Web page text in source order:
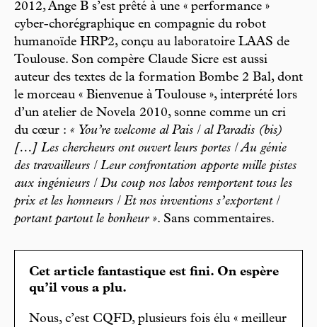
2012, Ange B s’est prêté à une « performance »
cyber-chorégraphique en compagnie du robot
humanoïde HRP2, conçu au laboratoire LAAS de
Toulouse. Son compère Claude Sicre est aussi
auteur des textes de la formation Bombe 2 Bal, dont
le morceau « Bienvenue à Toulouse », interprété lors
d’un atelier de Novela 2010, sonne comme un cri
du cœur : « You’re welcome al Pais / al Paradis (bis)
[…] Les chercheurs ont ouvert leurs portes / Au génie
des travailleurs / Leur confrontation apporte mille pistes
aux ingénieurs / Du coup nos labos remportent tous les
prix et les honneurs / Et nos inventions s’exportent /
portant partout le bonheur ». Sans commentaires.
Cet article fantastique est fini. On espère
qu’il vous a plu.
Nous, c’est CQFD, plusieurs fois élu « meilleur